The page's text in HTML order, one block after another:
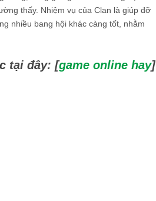
thấy. Nhiệm vụ của Clan là giúp đỡ
nhiều bang hội khác càng tốt, nhằm
tại đây: [game online hay]